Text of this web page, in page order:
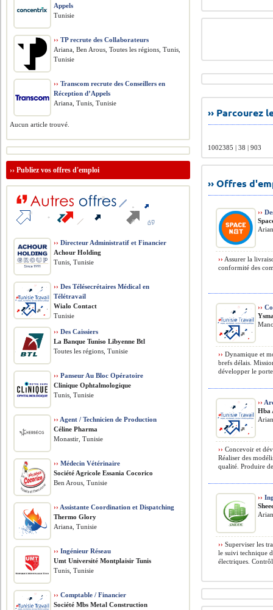
››
1002385 | 38 | 903
›› Offres
››
›› Assurer la
conformité des
››
›› Dynamique et
brefs délais.
développer le
››
Hba
›› Concevoir et
Réaliser des
qualité. Produire
››
›› Superviser les
le suivi technique
électriques.
Appels
Tunisie
›› TP recrute des Collaborateurs
Ariana, Ben Arous, Toutes les régions, Tunis,
Tunisie
›› Transcom recrute des Conseillers en
Réception d’Appels
Ariana, Tunis, Tunisie
Aucun article trouvé.
››Publiez vos offres d'emploi
›› Directeur Administratif et Financier
Achour Holding
Tunis, Tunisie
›› Des Télésecrétaires Médical en
Télétravail
Wialo Contact
Tunisie
›› Des Caissiers
La Banque Tuniso Libyenne Btl
Toutes les régions, Tunisie
›› Panseur Au Bloc Opératoire
Clinique Ophtalmologique
Tunis, Tunisie
›› Agent / Technicien de Production
Céline Pharma
Monastir, Tunisie
›› Médecin Vétérinaire
Société Agricole Essania Cocorico
Ben Arous, Tunisie
›› Assistante Coordination et Dispatching
Thermo Glory
Ariana, Tunisie
›› Ingénieur Réseau
Umt Université Montplaisir Tunis
Tunis, Tunisie
›› Comptable / Financier
Société Mbs Metal Construction